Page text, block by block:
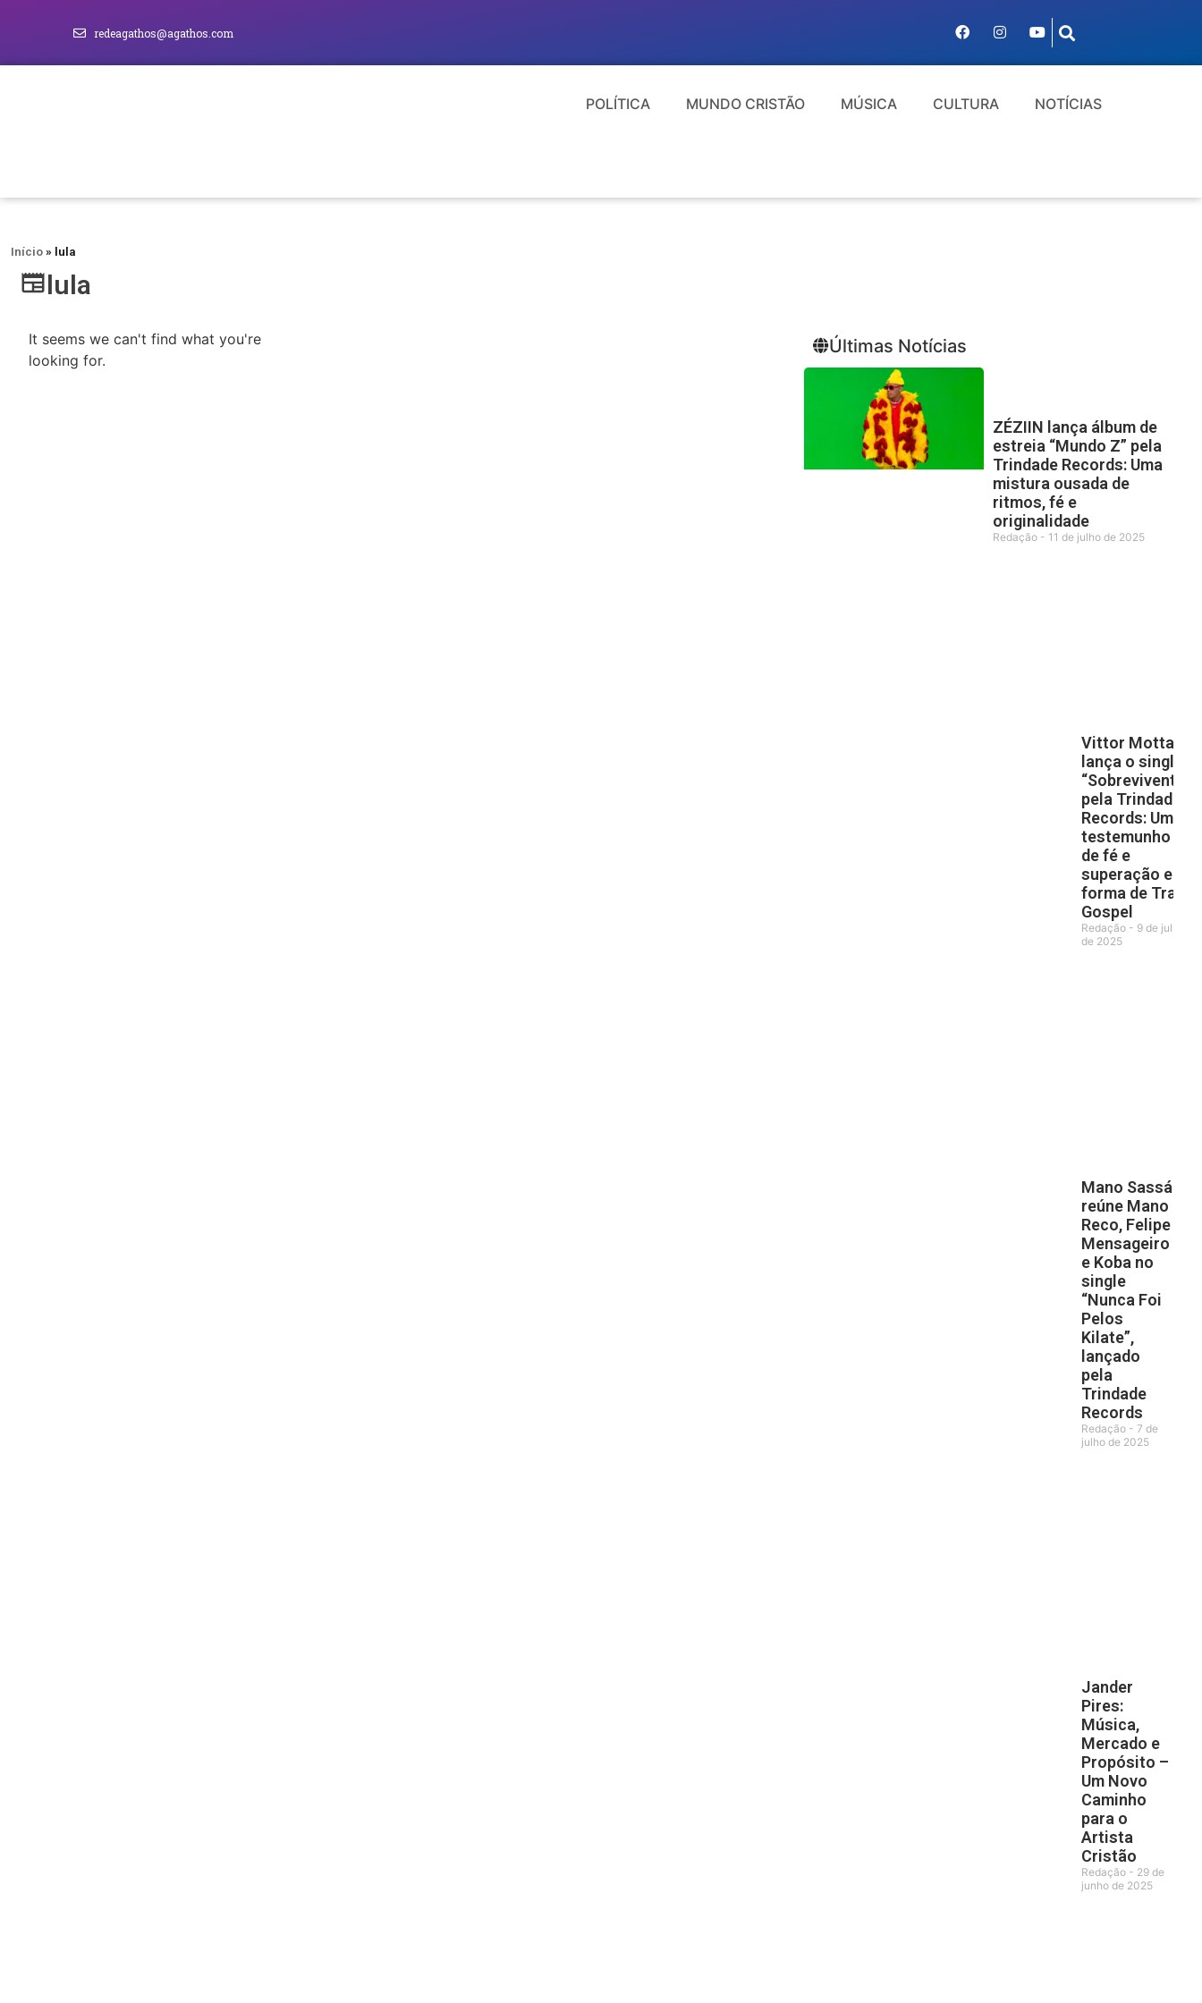
redeagathos@agathos.com
POLÍTICA MUNDO CRISTÃO MÚSICA CULTURA NOTÍCIAS
Início» lula
lula
It seems we can't find what you're
looking for.
Últimas Notícias
ZÉZIIN lança álbum de
estreia “Mundo Z” pela
Trindade Records: Uma
mistura ousada de
ritmos, fé e
originalidade
Redação 11 de julho de 2025
Vittor Motta
lança o single
“Sobrevivente”
pela Trindade
Records: Um
testemunho
de fé e
superação em
forma de Trap
Gospel
Redação
9 de julho
de 2025
Mano Sassá
reúne Mano
Reco, Felipe
Mensageiro
e Koba no
single
“Nunca Foi
Pelos
Kilate”,
lançado
pela
Trindade
Records
Redação
7 de
julho de 2025
Jander
Pires:
Música,
Mercado e
Propósito –
Um Novo
Caminho
para o
Artista
Cristão
Redação
29 de
junho de 2025